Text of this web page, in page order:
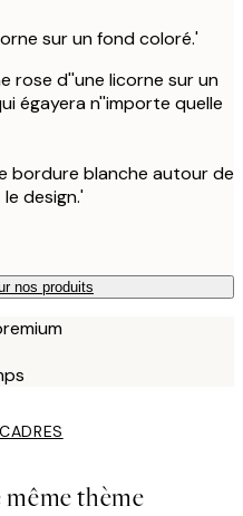
sur un fond coloré.'
rose d''une licorne sur un
égayera n''importe quelle
bordure blanche autour de
design.'
nos produits
thème